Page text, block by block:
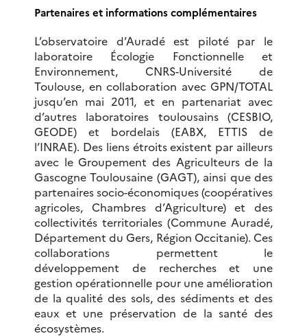
Partenaires et informations complémentaires
L’observatoire d’Auradé est piloté par le
laboratoire Écologie Fonctionnelle et
Environnement, CNRS-Université de
Toulouse, en collaboration avec GPN/TOTAL
jusqu’en mai 2011, et en partenariat avec
d’autres laboratoires toulousains (CESBIO,
GEODE) et bordelais (EABX, ETTIS de
l’INRAE). Des liens étroits existent par ailleurs
avec le Groupement des Agriculteurs de la
Gascogne Toulousaine (GAGT), ainsi que des
partenaires socio-économiques (coopératives
agricoles, Chambres d’Agriculture) et des
collectivités territoriales (Commune Auradé,
Département du Gers, Région Occitanie). Ces
collaborations permettent le
développement de recherches et une
gestion opérationnelle pour une amélioration
de la qualité des sols, des sédiments et des
eaux et une préservation de la santé des
écosystèmes.